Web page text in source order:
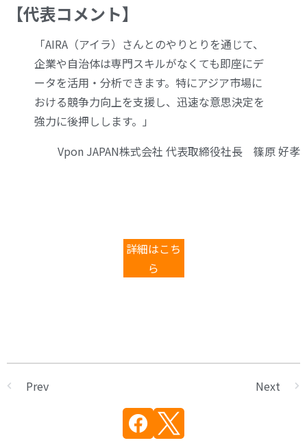
【代表コメント】
「AIRA（アイラ）さんとのやりとりを通じて、
企業や自治体は専門スキルがなくても即座にデ
ータを活用・分析できます。特にアジア市場に
おける競争力向上を支援し、迅速な意思決定を
強力に後押しします。」
Vpon JAPAN株式会社 代表取締役社長 篠原 好孝
詳細はこち
ら
Prev Next